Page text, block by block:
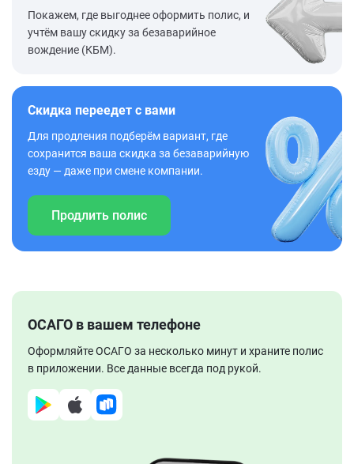
Покажем, где выгоднее оформить полис, и
учтём вашу скидку за безаварийное
вождение (КБМ).
Скидка переедет с вами
Для продления подберём вариант, где
сохранится ваша скидка за безаварийную
езду — даже при смене компании.
Продлить полис
ОСАГО в вашем телефоне
Оформляйте ОСАГО за несколько минут и храните полис
в приложении. Все данные всегда под рукой.